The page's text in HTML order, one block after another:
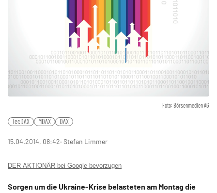
Foto: Börsenmedien AG
TecDAX MDAX DAX
15.04.2014, 08:42‧ Stefan Limmer
DER AKTIONÄR bei Google bevorzugen
Sorgen um die Ukraine-Krise belasteten am Montag die